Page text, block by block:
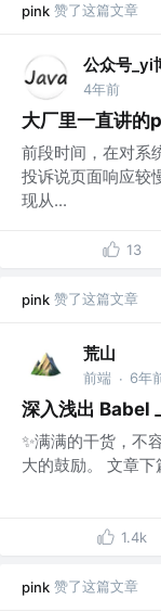
pink 赞了这篇文章
公众号_yi
4年前
大厂里一直讲的
前段时间，在对系
投诉说页面响应较
现从...
13
pink 赞了这篇文章
荒山
前端 · 6年
深入浅出 Babel
✨满满的干货，不
大的鼓励。 文章
1.4k
pink 赞了这篇文章